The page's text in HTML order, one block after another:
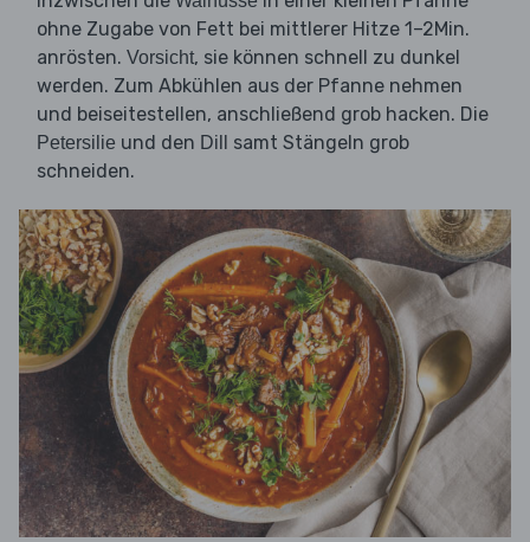
ohne Zugabe von Fett bei mittlerer Hitze 1–2Min.
anrösten. Vorsicht, sie können schnell zu dunkel
werden. Zum Abkühlen aus der Pfanne nehmen
und beiseitestellen, anschließend grob hacken. Die
Petersilie und den Dill
samt Stängeln grob
schneiden.